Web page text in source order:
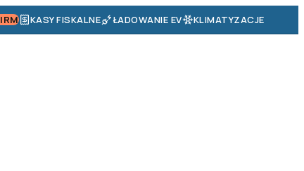
KASY FISKALNE ŁADOWANIE EV KLIMATYZACJE